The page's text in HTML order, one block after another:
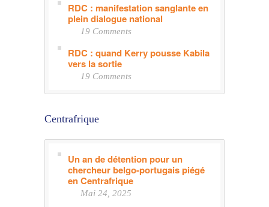
RDC : manifestation sanglante en
plein dialogue national
19 Comments
RDC : quand Kerry pousse Kabila
vers la sortie
19 Comments
Centrafrique
Un an de détention pour un
chercheur belgo-portugais piégé
en Centrafrique
Mai 24, 2025